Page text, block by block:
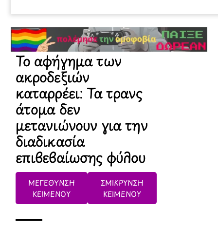
Το αφήγημα των
ακροδεξιών
καταρρέει: Τα τρανς
άτομα δεν
μετανιώνουν για την
διαδικασία
επιβεβαίωσης φύλου
ΜΕΓΕΘΥΝΣΗ
ΚΕΙΜΕΝΟΥ
ΣΜΙΚΡΥΝΣΗ
ΚΕΙΜΕΝΟΥ